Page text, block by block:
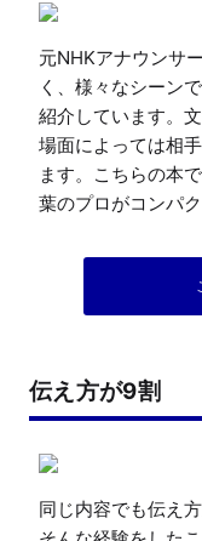
元NHKアナウンサ
く、様々なシーン
紹介しています。
場面によっては相
ます。こちらの本
葉のプロがコンパ
伝え方が9割
同じ内容でも伝え